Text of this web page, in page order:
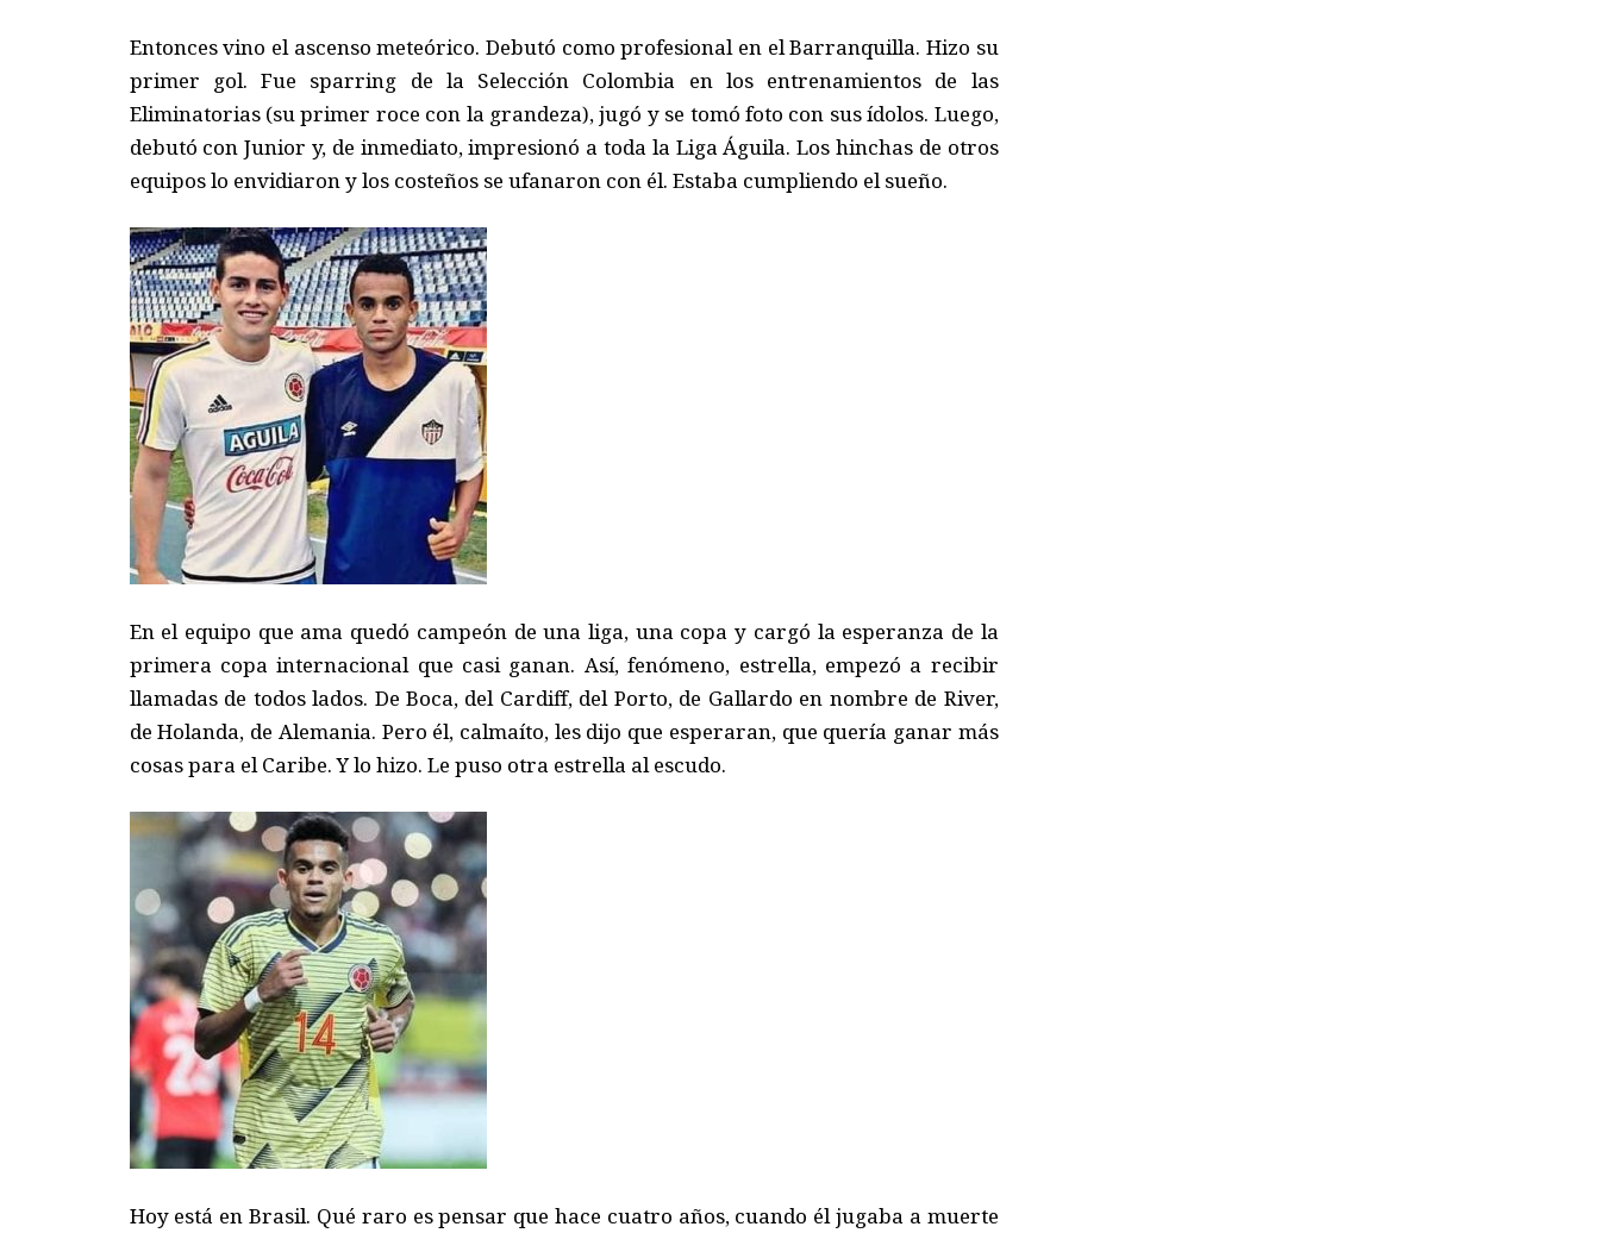
Entonces vino el ascenso meteórico. Debutó como profesional en el Barranquilla. Hizo su
primer gol. Fue sparring de la Selección Colombia en los entrenamientos de las
Eliminatorias (su primer roce con la grandeza), jugó y se tomó foto con sus ídolos. Luego,
debutó con Junior y, de inmediato, impresionó a toda la Liga Águila. Los hinchas de otros
equipos lo envidiaron y los costeños se ufanaron con él. Estaba cumpliendo el sueño.
En el equipo que ama quedó campeón de una liga, una copa y cargó la esperanza de la
primera copa internacional que casi ganan. Así, fenómeno, estrella, empezó a recibir
llamadas de todos lados. De Boca, del Cardiff, del Porto, de Gallardo en nombre de River,
de Holanda, de Alemania. Pero él, calmaíto, les dijo que esperaran, que quería ganar más
cosas para el Caribe. Y lo hizo. Le puso otra estrella al escudo.
Hoy está en Brasil. Qué raro es pensar que hace cuatro años, cuando él jugaba a muerte